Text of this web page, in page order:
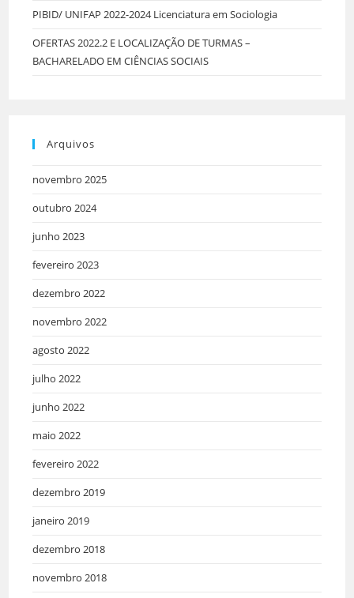
PIBID/ UNIFAP 2022-2024 Licenciatura em Sociologia
OFERTAS 2022.2 E LOCALIZAÇÃO DE TURMAS –
BACHARELADO EM CIÊNCIAS SOCIAIS
Arquivos
novembro 2025
outubro 2024
junho 2023
fevereiro 2023
dezembro 2022
novembro 2022
agosto 2022
julho 2022
junho 2022
maio 2022
fevereiro 2022
dezembro 2019
janeiro 2019
dezembro 2018
novembro 2018